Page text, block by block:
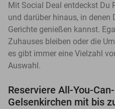
Mit Social Deal entdeckst Du
und darüber hinaus, in denen
Gerichte genießen kannst.
Zuhauses bleiben oder die
es gibt immer eine Vielzahl
Auswahl.
Reserviere All-You-
Gelsenkirchen mit bis